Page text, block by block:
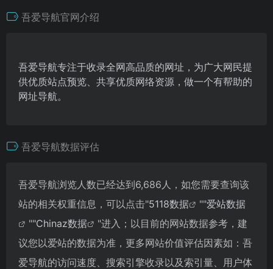
吾爱导航官网介绍
吾爱导航专注于收录全网高品质的网址，为广大网民提
供优质站点预览、共享优质网络资源，做一个有帮助的
网址导航。
吾爱导航数据评估
吾爱导航浏览人数已经达到6,686人，如您需要查询该
站的相关权重信息，可以点击"5118数据 ""爱站数据
""Chinaz数据
"进入；以目前的网站数据参考，建
议您以爱站的数据为准，更多网站价值评估因素如：吾
爱导航的访问速度、搜索引擎收录以及索引量、用户体